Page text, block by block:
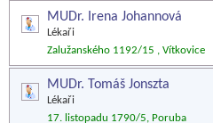
MUDr. Irena Johannová
Lékaři
Zalužanského 1192/15 , Vítkovice
MUDr. Tomáš Jonszta
Lékaři
17. listopadu 1790/5, Poruba